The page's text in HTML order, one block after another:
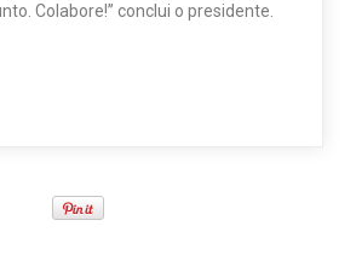
Colabore!” conclui o presidente.